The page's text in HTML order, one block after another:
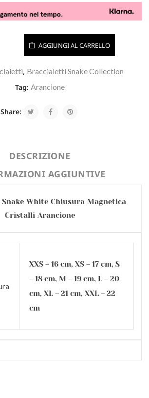
AGGIUNGI AL CARRELLO
, Braccialetti Snake Collection
Tag: Arancione
Share:
DESCRIZIONE
AGGIUNTIVE
White Chiusura Magnetica
Cristalli Arancione
XXS – 16 cm, XS – 17 cm, S
– 18 cm, M – 19 cm, L – 20
cm, XL – 21 cm, XXL – 22
cm